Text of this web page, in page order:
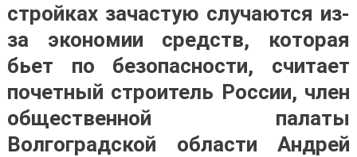
стройках зачастую случаются из-
за экономии средств, которая
бьет по безопасности, считает
почетный строитель России, член
общественной палаты
Волгоградской области Андрей